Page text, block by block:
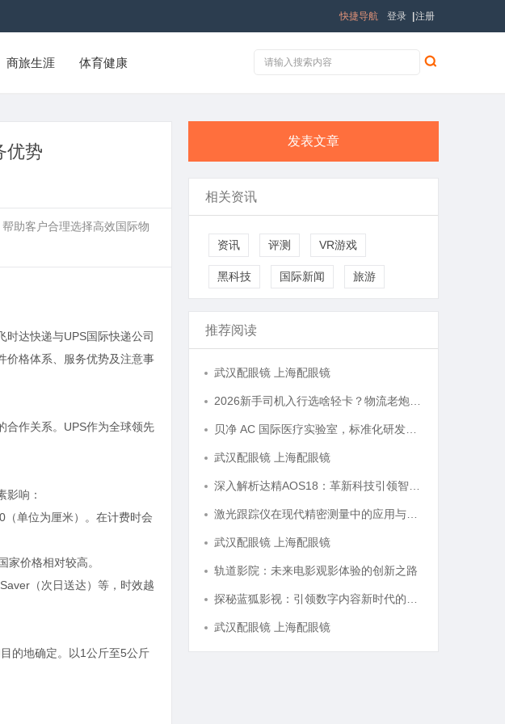
登录 注册
快捷导航
商旅生涯 体育健康
优势
助客户合理选择高效国际物
达快递与UPS国际快递公司
价格体系、服务优势及注意事
合作关系。UPS作为全球领先
影响：
单位为厘米）。在计费时会
价格相对较高。
（次日送达）等，时效越
的地确定。以1公斤至5公斤
发表文章
相关资讯
资讯 评测 VR游戏
黑科技 国际新闻 旅游
推荐阅读
武汉配眼镜 上海配眼镜
武汉配眼镜 上海配眼镜
武汉配眼镜 上海配眼镜
轨道影院：未来电影观影体验的创新之路
武汉配眼镜 上海配眼镜